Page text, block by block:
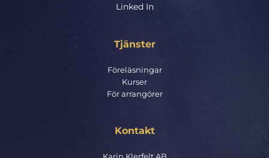
Linked In
Tjänster
Föreläsningar
Kurser
För arrangörer
Kontakt